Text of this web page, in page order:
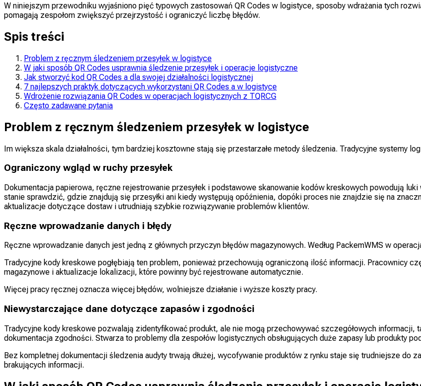
W niniejszym przewodniku wyjaśniono pięć typowych zastosowań QR Codes w logistyce, sposoby wdrażania tych
pomagają zespołom zwiększyć przejrzystość i ograniczyć liczbę błędów.
Spis treści
Problem z ręcznym śledzeniem przesyłek w logistyce
W jaki sposób QR Codes usprawnia śledzenie przesyłek i operacje logistyczne
Jak stworzyć kod QR Codes a dla swojej działalności logistycznej
7 najlepszych praktyk dotyczących wykorzystani QR Codes a w logistyce
Wdrożenie rozwiązania QR Codes w operacjach logistycznych z TQRCG
Często zadawane pytania
Problem z ręcznym śledzeniem przesyłek w logistyce
Im większa skala działalności, tym bardziej kosztowne stają się przestarzałe metody śledzenia. Tradycyjne systemy
Ograniczony wgląd w ruchy przesyłek
Dokumentacja papierowa, ręczne rejestrowanie przesyłek i podstawowe skanowanie kodów kreskowych powodują
stanie sprawdzić, gdzie znajdują się przesyłki ani kiedy występują opóźnienia, dopóki proces nie znajdzie się na
aktualizacje dotyczące dostaw i utrudniają szybkie rozwiązywanie problemów klientów.
Ręczne wprowadzanie danych i błędy
Ręczne wprowadzanie danych jest jedną z głównych przyczyn błędów magazynowych. Według PackemWMS w
Tradycyjne kody kreskowe pogłębiają ten problem, ponieważ przechowują ograniczoną ilość informacji. Pracownicy
magazynowe i aktualizacje lokalizacji, które powinny być rejestrowane automatycznie.
Więcej pracy ręcznej oznacza więcej błędów, wolniejsze działanie i wyższe koszty pracy.
Niewystarczające dane dotyczące zapasów i zgodności
Tradycyjne kody kreskowe pozwalają zidentyfikować produkt, ale nie mogą przechowywać szczegółowych
dokumentacja zgodności. Stwarza to problemy dla zespołów logistycznych obsługujących duże zapasy lub produkty
Bez kompletnej dokumentacji śledzenia audyty trwają dłużej, wycofywanie produktów z rynku staje się trudniejsze do
brakujących informacji.